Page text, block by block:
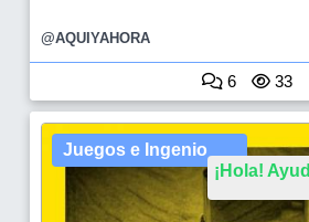
¡Hola!
@AQUIYAHORA
6 33
Juegos e Ingenio